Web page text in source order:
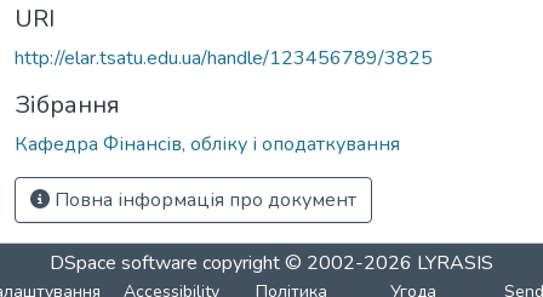
URI
http://elar.tsatu.edu.ua/handle/123456789/3825
Зібрання
Кафедра Фінансів, обліку і оподаткування
Повна інформація про документ
DSpace software copyright © 2002-2026 LYRASIS
Accessibility Політика Угода Send